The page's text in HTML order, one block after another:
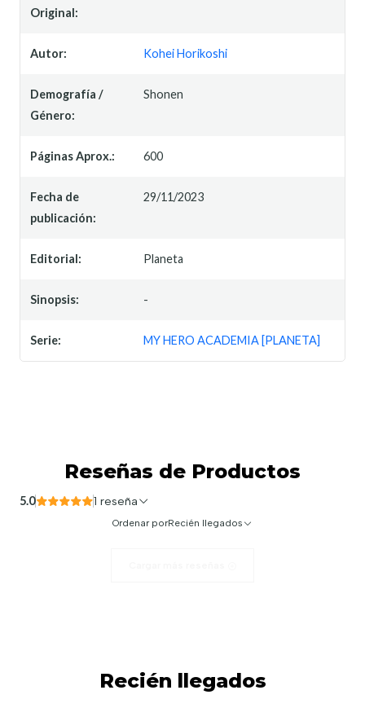
Original:
Autor: Kohei Horikoshi
Demografía /
Género:
Shonen
Páginas Aprox.: 600
Fecha de
publicación:
29/11/2023
Editorial: Planeta
Sinopsis: -
Serie: MY HERO ACADEMIA [PLANETA]
Reseñas de Productos
5.0 1 reseña
Ordenar porRecién llegados
Recién llegados